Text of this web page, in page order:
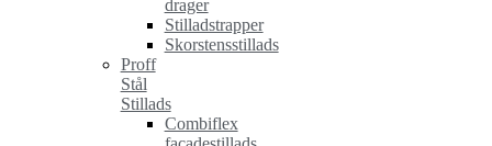
drager
Stilladstrapper
Skorstensstillads
Proff
Stål
Stillads
Combiflex